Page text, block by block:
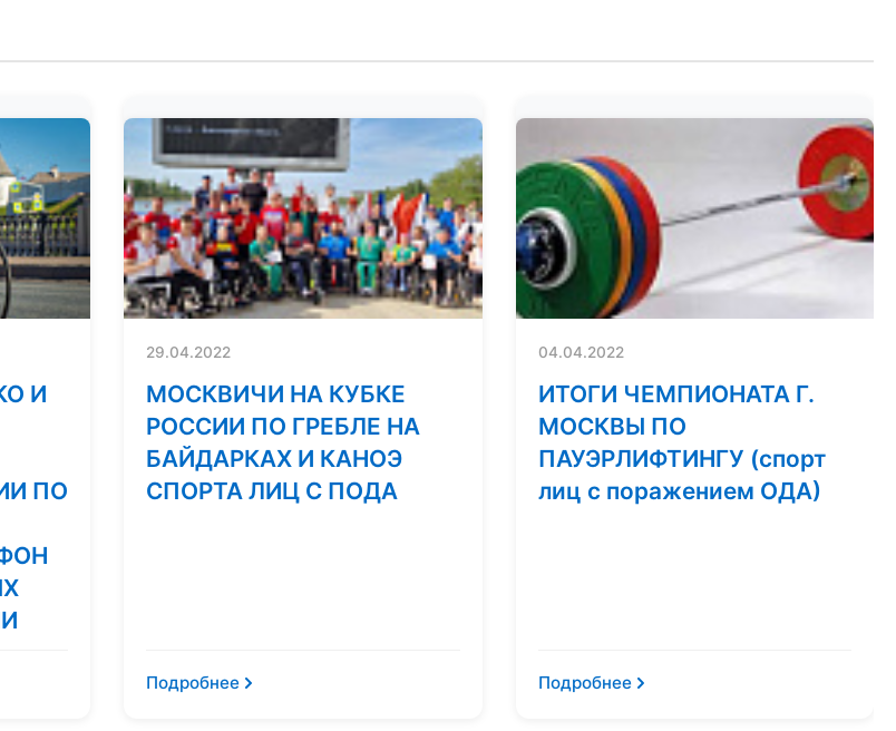
И
ПО
29.04.2022
МОСКВИЧИ НА КУБКЕ
РОССИИ ПО ГРЕБЛЕ НА
БАЙДАРКАХ И КАНОЭ
СПОРТА ЛИЦ С ПОДА
Подробнее
04.04.2022
ИТОГИ ЧЕМПИОНАТА Г.
МОСКВЫ ПО
ПАУЭРЛИФТИНГУ (спорт
лиц с поражением ОДА)
Подробнее